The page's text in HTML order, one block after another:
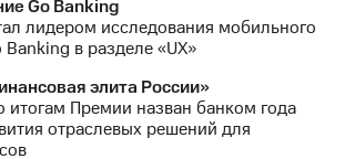
Go Banking
лидером исследования мобильного
Banking в разделе «UX»
элита России»
Премии назван банком года
отраслевых решений для